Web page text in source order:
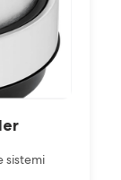
sistemi